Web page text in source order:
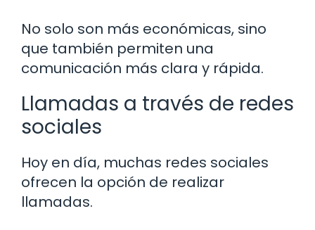
No solo son más económicas, sino
que también permiten una
comunicación más clara y rápida.
Llamadas a través de redes
sociales
Hoy en día, muchas redes sociales
ofrecen la opción de realizar
llamadas.